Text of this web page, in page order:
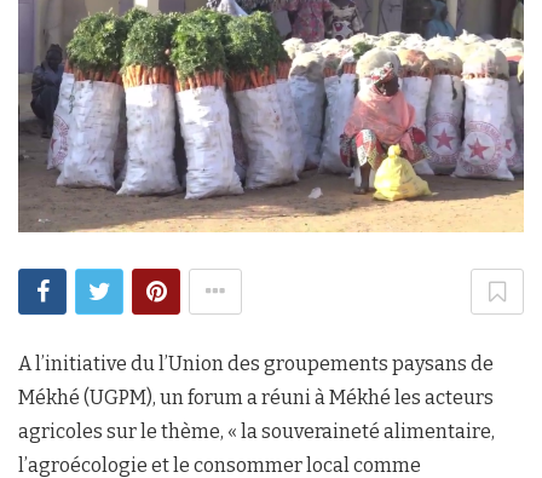
A l’initiative du l’Union des groupements paysans de
Mékhé (UGPM), un forum a réuni à Mékhé les acteurs
agricoles sur le thème, « la souveraineté alimentaire,
l’agroécologie et le consommer local comme